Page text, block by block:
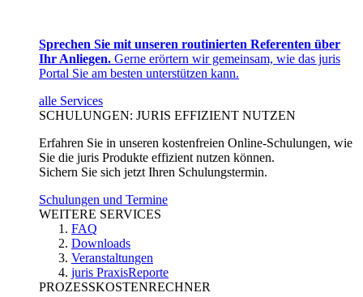
Sprechen Sie mit unseren routinierten Referenten über
Ihr Anliegen. Gerne erörtern wir gemeinsam, wie das juris
Portal Sie am besten unterstützen kann.
alle Services
SCHULUNGEN: JURIS EFFIZIENT NUTZEN
Erfahren Sie in unseren kostenfreien Online-Schulungen, wie
Sie die juris Produkte effizient nutzen können.
Sichern Sie sich jetzt Ihren Schulungstermin.
Schulungen und Termine
WEITERE SERVICES
FAQ
Downloads
Veranstaltungen
juris PraxisReporte
PROZESSKOSTENRECHNER